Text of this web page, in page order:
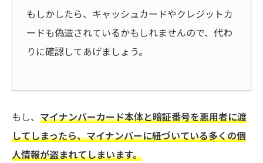
もしかしたら、キャッシュカードやクレジットカ
ードも偽造されているかもしれませんので、代わ
りに確認してあげましょう。
もし、 マイナンバーカード本体と暗証番号を悪用者に渡
してしまったら、マイナンバーに紐づいている多くの個
人情報が盗まれてしまいます。